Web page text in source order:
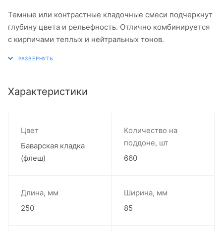
Темные или контрастные кладочные смеси подчеркнут
глубину цвета и рельефность. Отлично комбинируется
с кирпичами теплых и нейтральных тонов.
Характеристики
Цвет
Баварская кладка
(флеш)
Количество на
поддоне, шт
660
Длина, мм
250
Ширина, мм
85